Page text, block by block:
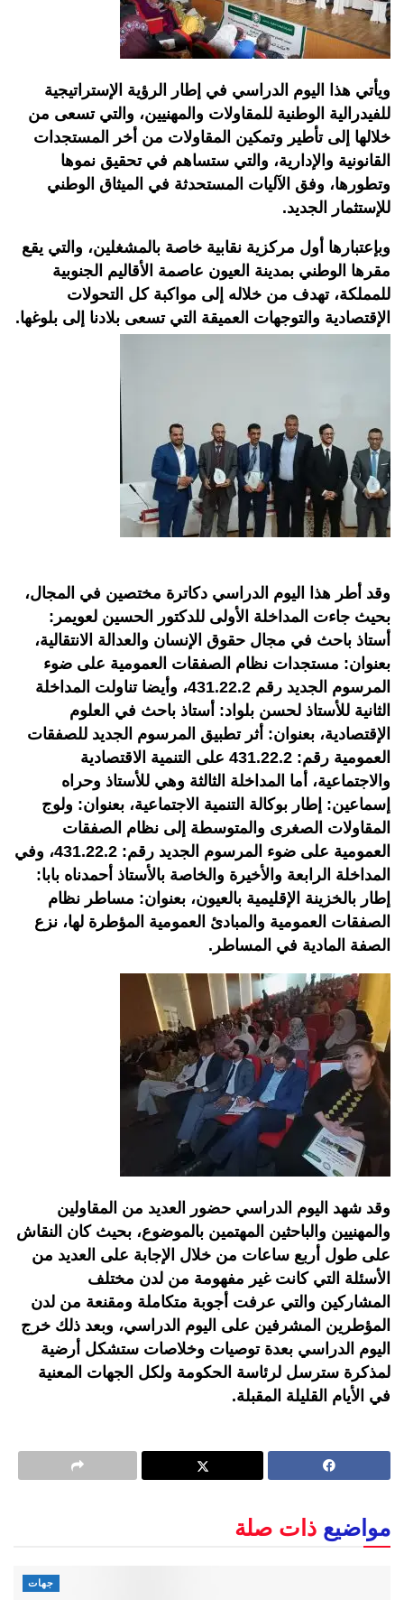
ويأتي هذا اليوم الدراسي في إطار الرؤية الإستراتيجية
للفيدرالية الوطنية للمقاولات والمهنيين، والتي تسعى من
خلالها إلى تأطير وتمكين المقاولات من أخر المستجدات
القانونية والإدارية، والتي ستساهم في تحقيق نموها
وتطورها، وفق الآليات المستحدثة في الميثاق الوطني
للإستثمار الجديد.
وبإعتبارها أول مركزية نقابية خاصة بالمشغلين، والتي يقع
مقرها الوطني بمدينة العيون عاصمة الأقاليم الجنوبية
للمملكة، تهدف من خلاله إلى مواكبة كل التحولات
الإقتصادية والتوجهات العميقة التي تسعى بلادنا إلى بلوغها.
وقد أطر هذا اليوم الدراسي دكاترة مختصين في المجال،
بحيث جاءت المداخلة الأولى للدكتور الحسين لعويمر:
أستاذ باحث في مجال حقوق الإنسان والعدالة الانتقالية،
بعنوان: مستجدات نظام الصفقات العمومية على ضوء
المرسوم الجديد رقم 431.22.2، وأيضا تناولت المداخلة
الثانية للأستاذ لحسن بلواد: أستاذ باحث في العلوم
الإقتصادية، بعنوان: أثر تطبيق المرسوم الجديد للصفقات
العمومية رقم: 431.22.2 على التنمية الاقتصادية
والاجتماعية، أما المداخلة الثالثة وهي للأستاذ وحراه
إسماعين: إطار بوكالة التنمية الاجتماعية، بعنوان: ولوج
المقاولات الصغرى والمتوسطة إلى نظام الصفقات
العمومية على ضوء المرسوم الجديد رقم: 431.22.2، وفي
المداخلة الرابعة والأخيرة والخاصة بالأستاذ أحمدناه بابا:
إطار بالخزينة الإقليمية بالعيون، بعنوان: مساطر نظام
الصفقات العمومية والمبادئ العمومية المؤطرة لها، نزع
الصفة المادية في المساطر.
وقد شهد اليوم الدراسي حضور العديد من المقاولين
والمهنيين والباحثين المهتمين بالموضوع، بحيث كان النقاش
على طول أربع ساعات من خلال الإجابة على العديد من
الأسئلة التي كانت غير مفهومة من لدن مختلف
المشاركين والتي عرفت أجوبة متكاملة ومقنعة من لدن
المؤطرين المشرفين على اليوم الدراسي، وبعد ذلك خرج
اليوم الدراسي بعدة توصيات وخلاصات ستشكل أرضية
لمذكرة سترسل لرئاسة الحكومة ولكل الجهات المعنية
في الأيام القليلة المقبلة.
مواضيع ذات صلة
جهات